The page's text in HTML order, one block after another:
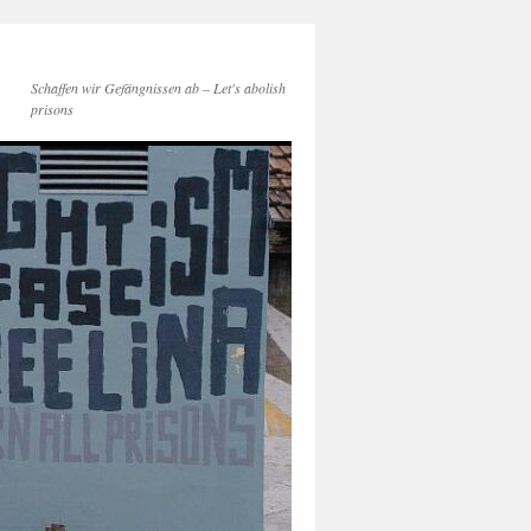
Schaffen wir Gefängnissen ab – Let's abolish
prisons